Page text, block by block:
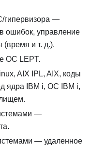
гипервизора —
ошибок, управление
(время и т. д.).
ОС LEPT.
AIX IPL, AIX, коды
ядра IBM i, ОС IBM i,
—
— удаленное